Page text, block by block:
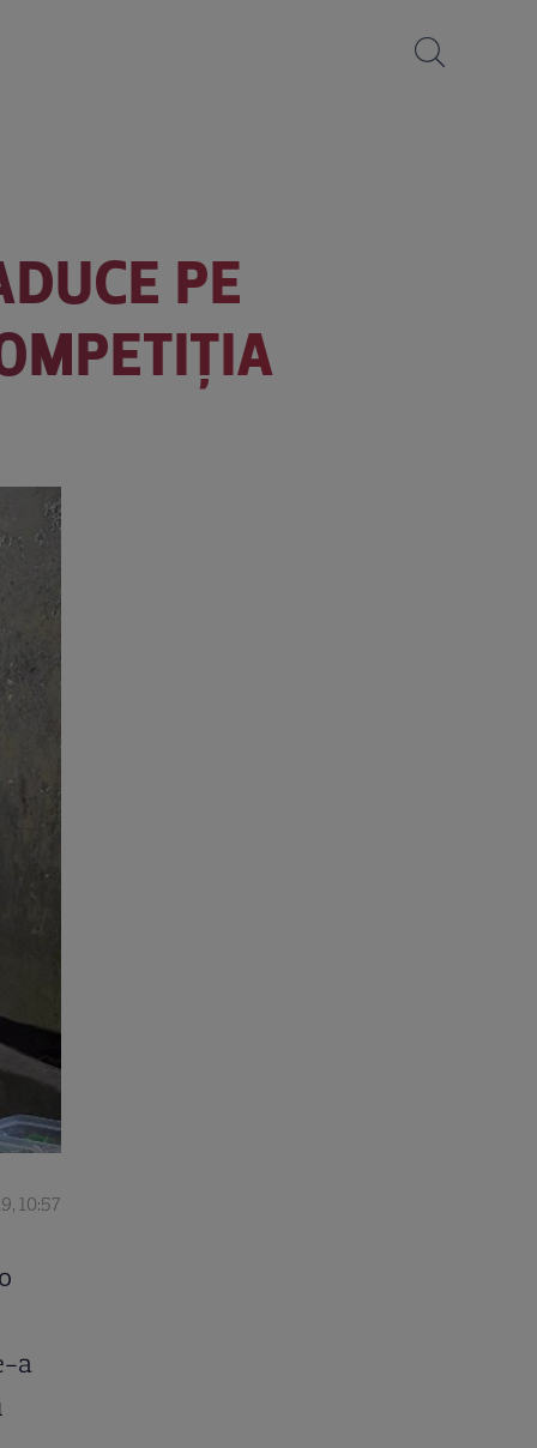
PE
10:57
a